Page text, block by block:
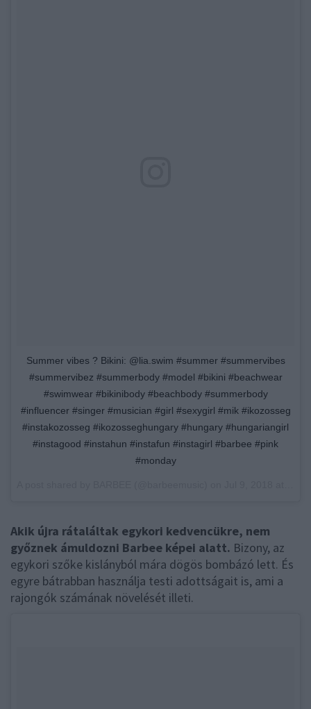
Summer vibes ? Bikini: @lia.swim #summer #summervibes
#summervibez #summerbody #model #bikini #beachwear
#swimwear #bikinibody #beachbody #summerbody
#influencer #singer #musician #girl #sexygirl #mik #ikozosseg
#instakozosseg #ikozosseghungary #hungary #hungariangirl
#instagood #instahun #instafun #instagirl #barbee #pink
#monday
Akik újra rátaláltak egykori kedvencükre, nem
győznek ámuldozni Barbee képei alatt. Bizony, az
egykori szőke kislányból mára dögös bombázó lett. És
egyre bátrabban használja testi adottságait is, ami a
rajongók számának növelését illeti.